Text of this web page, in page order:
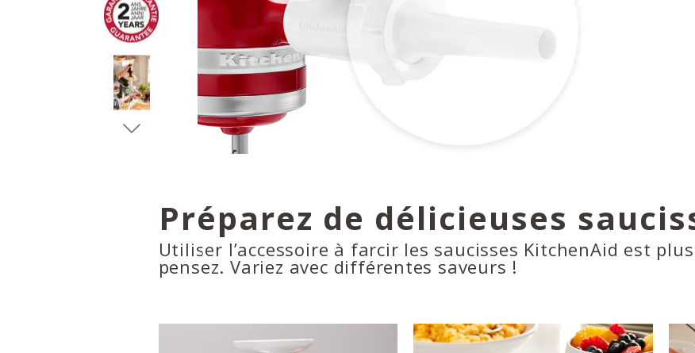
Préparez de délicieuses
Utiliser l’accessoire à farcir les saucisses KitchenAid est
pensez. Variez avec différentes saveurs !